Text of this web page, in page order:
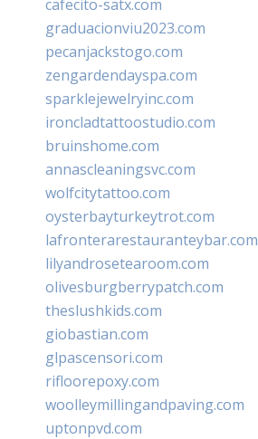
cafecito-satx.com
graduacionviu2023.com
pecanjackstogo.com
zengardendayspa.com
sparklejewelryinc.com
ironcladtattoostudio.com
bruinshome.com
annascleaningsvc.com
wolfcitytattoo.com
oysterbayturkeytrot.com
lafronterarestauranteybar.com
lilyandrosetearoom.com
olivesburgberrypatch.com
theslushkids.com
giobastian.com
glpascensori.com
rifloorepoxy.com
woolleymillingandpaving.com
uptonpvd.com